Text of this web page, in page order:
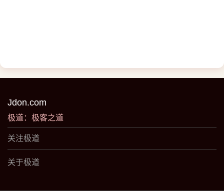
Jdon.com
极道：极客之道
关注极道
关于极道